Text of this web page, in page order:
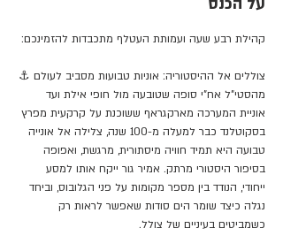
קהילת רבע שעה ועמותת העטלף מתכבדות להזמינכם:
צוללים אל ההיסטוריה: אוניות טבועות מסביב לעולם ⚓
מהסטי"ל אח"י סופה שטובעה מול חופי אילת ועד
אוניית המערכה מארקגראף ששוכנת על קרקעית מפרץ
בסקוטלנד כבר למעלה מ-100 שנה, צלילה אל אונייה
טבועה היא תמיד חוויה מיסתורית, מרגשת, ואפופה
בסיפור היסטורי מרתק. אמיר גור ייקח אותו למסע
ייחודי, הנודד בין מספר מקומות על פני הגלובוס, וביחד
נגלה כיצד שומר הים סודות שאפשר לראות רק
כשמביטים בעיניים של צולל.